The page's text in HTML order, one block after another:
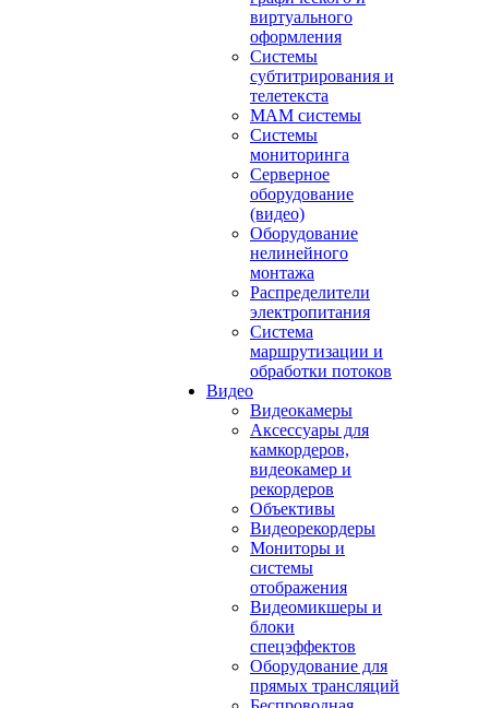
виртуального
оформления
Системы
субтитрирования и
телетекста
MAM системы
Системы
мониторинга
Серверное
оборудование
(видео)
Оборудование
нелинейного
монтажа
Распределители
электропитания
Система
маршрутизации и
обработки потоков
Видео
Видеокамеры
Аксессуары для
камкордеров,
видеокамер и
рекордеров
Объективы
Видеорекордеры
Мониторы и
системы
отображения
Видеомикшеры и
блоки
спецэффектов
Оборудование для
прямых трансляций